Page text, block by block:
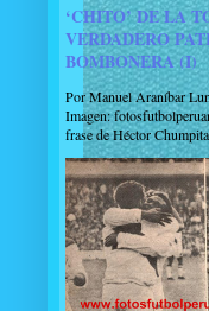
‘CHITO’ DE LA
VERDADERO
BOMBONERA (I)
Por Manuel Araníbar
Imagen:
frase de Héctor